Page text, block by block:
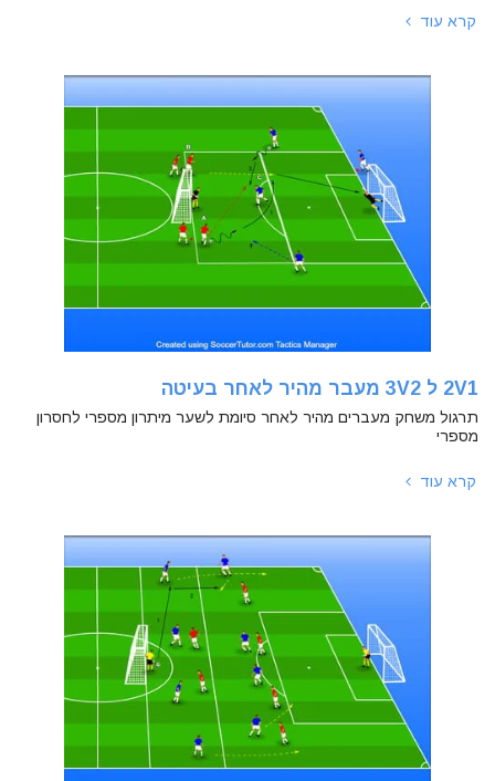
קרא עוד
2V1 ל 3V2 מעבר מהיר לאחר בעיטה
תרגול משחק מעברים מהיר לאחר סיומת לשער מיתרון מספרי לחסרון
מספרי
קרא עוד